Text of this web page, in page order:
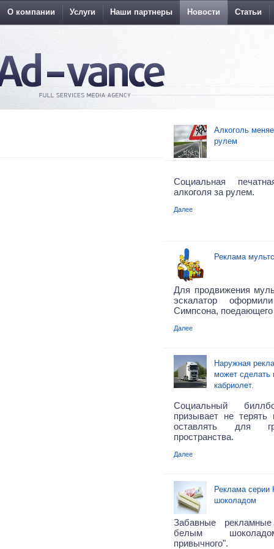
О компании Услуги Наши партнеры Новости Статьи
Алкоголь
рулем
Социальная
алкоголя за рулем.
Далее
Реклама
Для продвижения
эскалатор
Симпсона, поедающего
Далее
Наружная
может
кабриолет.
Социальный
призывает не терять
оставлять для
пространства.
Далее
Реклама
шоколадом
Забавные
белым
привычного".